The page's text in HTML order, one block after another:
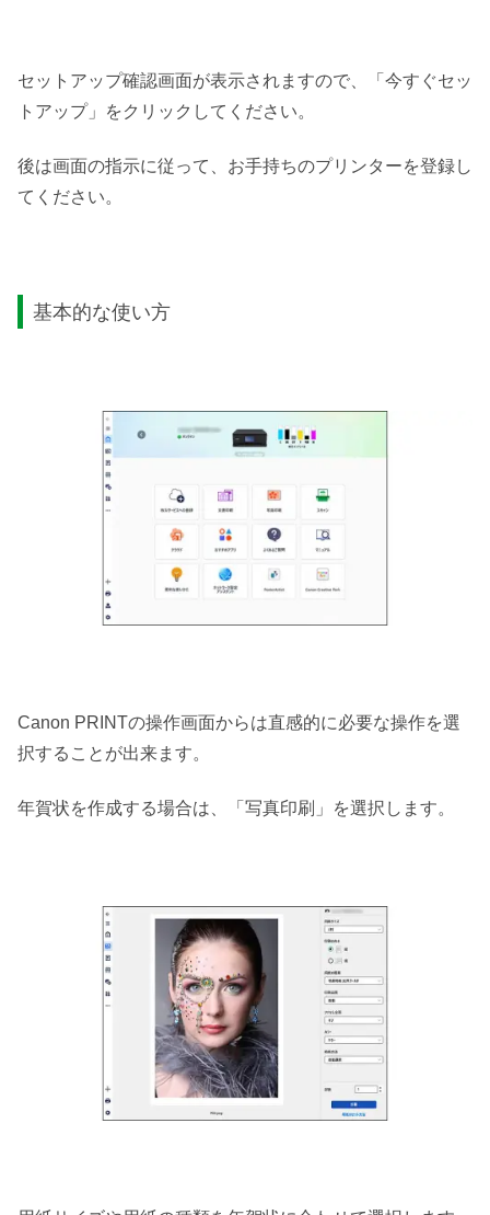
セットアップ確認画面が表示されますので、「今すぐセッ
トアップ」をクリックしてください。
後は画面の指示に従って、お手持ちのプリンターを登録し
てください。
基本的な使い方
Canon PRINTの操作画面からは直感的に必要な操作を選
択することが出来ます。
年賀状を作成する場合は、「写真印刷」を選択します。